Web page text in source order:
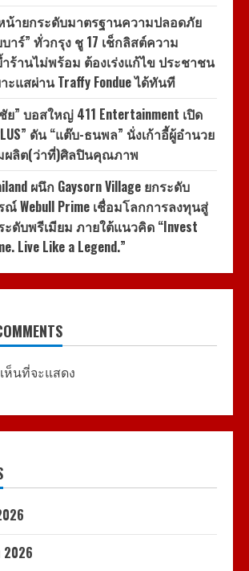
น้ายกระดับมาตรฐานความปลอดภัย
าร์” ทั่วกรุง ชู 17 เช็กลิสต์ความ
ร้านไม่พร้อม ต้องเร่งแก้ไข ประชาชน
ะแสผ่าน Traffy Fondue ได้ทันที
ย” บอสใหญ่ 411 Entertainment เปิด
ดัน “แต๊บ-ธนพล” นั่งเก้าอี้ผู้อำนวย
ผลิต(ว่าที่)ศิลปินคุณภาพ
ผนึก Gaysorn Village ยกระดับ
Webull Prime เชื่อมโลกการลงทุนสู่
ดับพรีเมียม ภายใต้แนวคิด “Invest
Live Like a Legend.”
ห็นที่จะแสดง